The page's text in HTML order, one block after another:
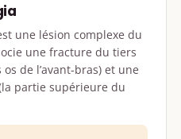
une lésion complexe du
une fracture du tiers
de l’avant-bras) et une
partie supérieure du